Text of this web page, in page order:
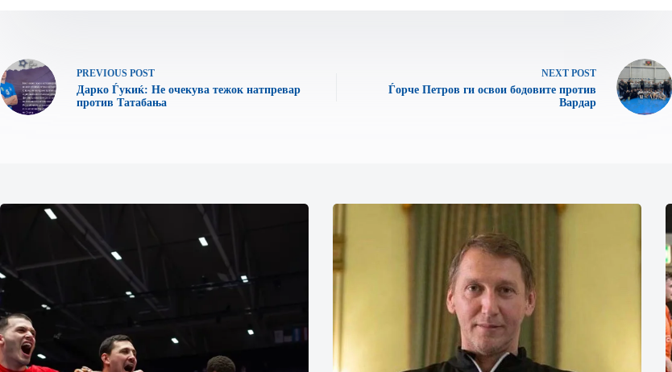
PREVIOUS POST
Дарко Ѓукиќ: Не очекува тежок натпревар
против Татабања
NEXT POST
Ѓорче Петров ги освои бодовите против
Вардар